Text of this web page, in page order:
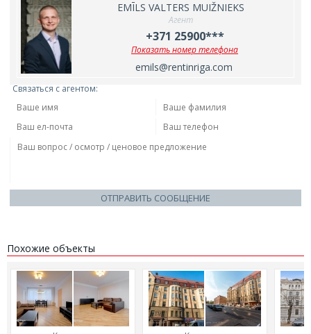
EMĪLS VALTERS MUIŽNIEKS
Агент
+371 25900***
Показать номер телефона
emils@rentinriga.com
Связаться с агентом:
ОТПРАВИТЬ СООБЩЕНИЕ
Похожие объекты